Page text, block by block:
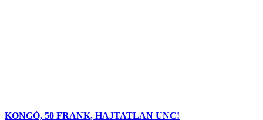
KONGÓ, 50 FRANK, HAJTATLAN UNC!